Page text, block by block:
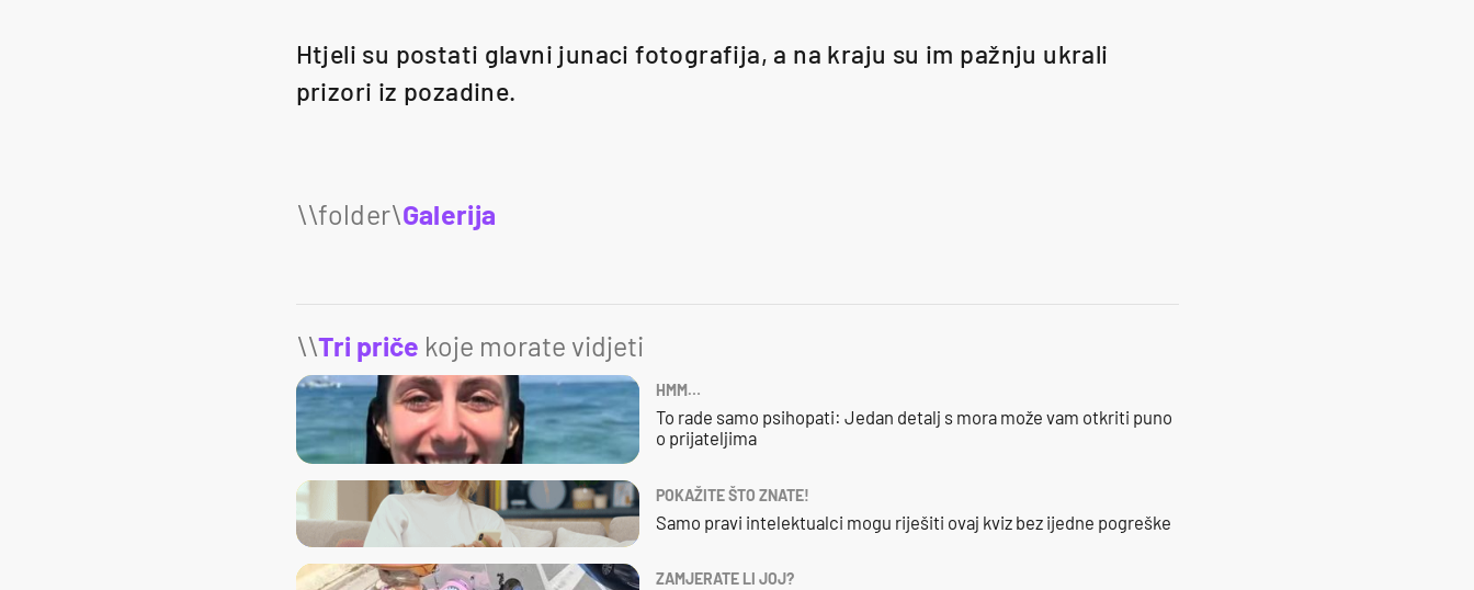
Htjeli su postati glavni junaci fotografija, a na kraju su im pažnju ukrali
prizori iz pozadine.
Galerija
\\Tri priče koje morate vidjeti
HMM…
To rade samo psihopati: Jedan detalj s mora može vam otkriti puno
o prijateljima
POKAŽITE ŠTO ZNATE!
Samo pravi intelektualci mogu riješiti ovaj kviz bez ijedne pogreške
ZAMJERATE LI JOJ?